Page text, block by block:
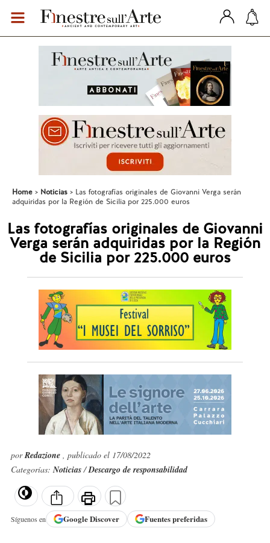
Home Noticias
Las fotografías originales de Giovanni Verga serán
adquiridas por la Región de Sicilia por 225.000 euros
Las fotografías originales de Giovanni
Verga serán adquiridas por la Región
de Sicilia por 225.000 euros
porRedazione , publicado el 17/08/2022
Categorías:Noticias/Descargo de responsabilidad
Síguenos en GoogleDiscover Fuentes preferidas